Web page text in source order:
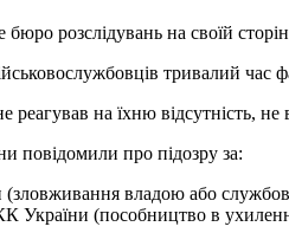
розслідувань на своїй
тривалий
на їхню відсутність,
повідомили про підозру за:
(зловживання владою або
України (пособництво в